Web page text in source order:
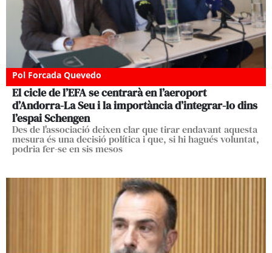
Pol Forcada Quevedo
El cicle de l’EFA se centrarà en l’aeroport
d’Andorra-La Seu i la importància d’integrar-lo dins
l’espai Schengen
Des de l'associació deixen clar que tirar endavant aquesta
mesura és una decisió política i que, si hi hagués voluntat,
podria fer-se en sis mesos